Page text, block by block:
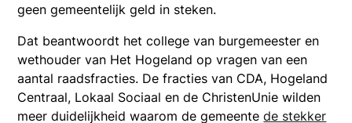
geen gemeentelijk geld in steken.
Dat beantwoordt het college van burgemeester en
wethouder van Het Hogeland op vragen van een
aantal raadsfracties. De fracties van CDA, Hogeland
Centraal, Lokaal Sociaal en de ChristenUnie wilden
meer duidelijkheid waarom de gemeentede stekker